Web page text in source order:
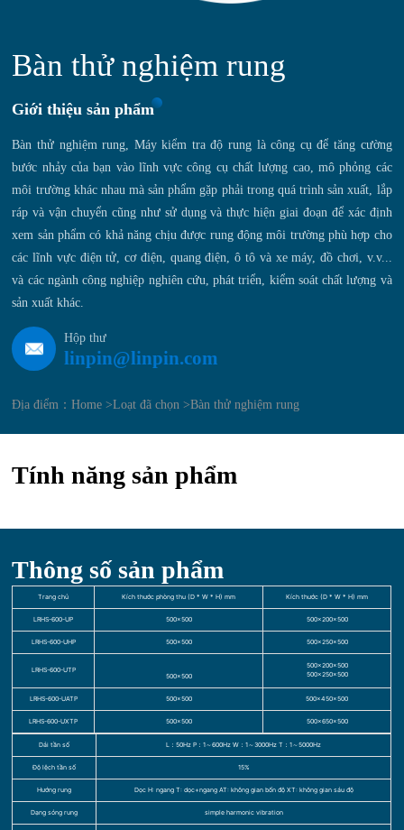
Bàn thử nghiệm rung
Giới thiệu sản phẩm
Bàn thử nghiệm rung, Máy kiểm tra độ rung là công cụ để tăng cường
bước nhảy của bạn vào lĩnh vực công cụ chất lượng cao, mô phỏng các
môi trường khác nhau mà sản phẩm gặp phải trong quá trình sản xuất, lắp
ráp và vận chuyển cũng như sử dụng và thực hiện giai đoạn để xác định
xem sản phẩm có khả năng chịu được rung động môi trường phù hợp cho
các lĩnh vực điện tử, cơ điện, quang điện, ô tô và xe máy, đồ chơi, v.v...
và các ngành công nghiệp nghiên cứu, phát triển, kiểm soát chất lượng và
sản xuất khác.
Hộp thư
linpin@linpin.com
Địa điểm：Home >Loạt đã chọn >Bàn thử nghiệm rung
Tính năng sản phẩm
Thông số sản phẩm
Trang chủ Kích thước phòng thu (D * W * H) mm Kích thước (D * W * H) mm
LRHS-600-UP 500×500 500×200×500
LRHS-600-UHP 500×500 500×250×500
LRHS-600-UTP
500×500
500×200×500
500×250×500
LRHS-600-UATP 500×500 500×450×500
LRHS-600-UXTP 500×500 500×650×500
Dải tần số L：50Hz P：1～600Hz W：1～3000Hz T：1～5000Hz
Độ lệch tần số 15%
Hướng rung Dọc H: ngang T: dọc+ngang AT: không gian bốn độ XT: không gian sáu độ
Dạng sóng rung simple harmonic vibration